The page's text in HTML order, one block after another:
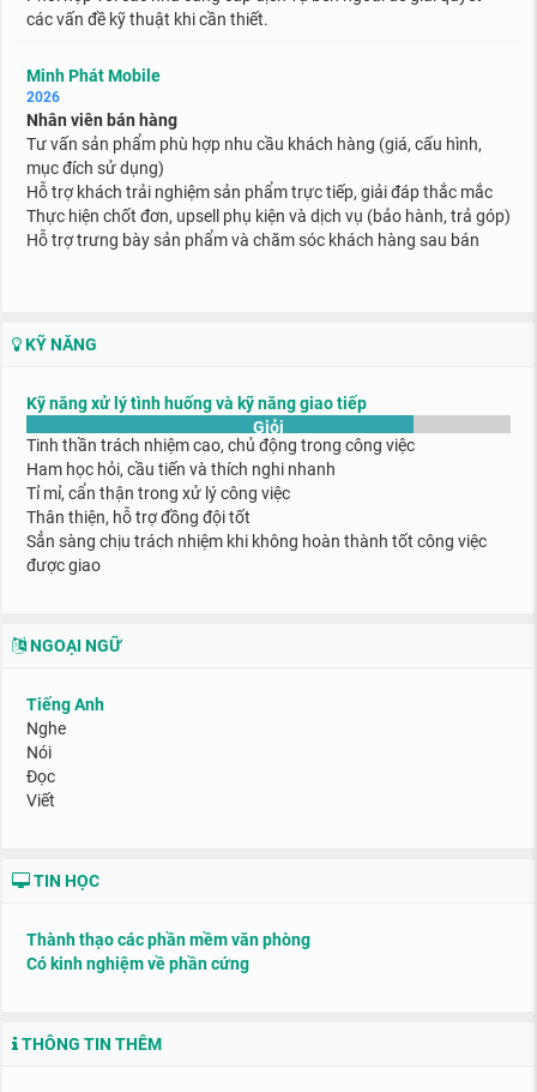
các vấn đề kỹ thuật khi cần thiết.
Minh Phát Mobile
2026
Nhân viên bán hàng
Tư vấn sản phẩm phù hợp nhu cầu khách hàng (giá, cấu hình,
mục đích sử dụng)
Hỗ trợ khách trải nghiệm sản phẩm trực tiếp, giải đáp thắc mắc
Thực hiện chốt đơn, upsell phụ kiện và dịch vụ (bảo hành, trả góp)
Hỗ trợ trưng bày sản phẩm và chăm sóc khách hàng sau bán
KỸ NĂNG
Kỹ năng xử lý tình huống và kỹ năng giao tiếp
Giỏi
Tinh thần trách nhiệm cao, chủ động trong công việc
Ham học hỏi, cầu tiến và thích nghi nhanh
Tỉ mỉ, cẩn thận trong xử lý công việc
Thân thiện, hỗ trợ đồng đội tốt
Sẳn sàng chịu trách nhiệm khi không hoàn thành tốt công việc
được giao
NGOẠI NGỮ
Tiếng Anh
Nghe
Nói
Đọc
Viết
TIN HỌC
Thành thạo các phần mềm văn phòng
Có kinh nghiệm về phần cứng
THÔNG TIN THÊM